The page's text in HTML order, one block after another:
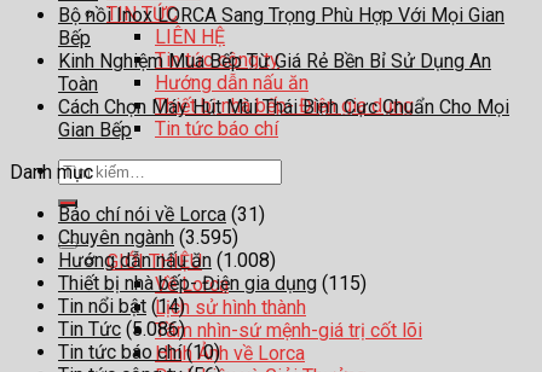
TIN TỨC
LIÊN HỆ
Tin tức công ty
Hướng dẫn nấu ăn
Thiết bị nhà bếp- Điện gia dụng
Tin tức báo chí
Tìm
kiếm:
GIỚI THIỆU
Về Lorca
Lịch sử hình thành
Tầm nhìn-sứ mệnh-giá trị cốt lõi
Hình Ảnh về Lorca
Bộ nồi Inox LORCA Sang Trọng Phù Hợp Với Mọi Gian
Bếp
Kinh Nghiệm Mua Bếp Từ Giá Rẻ Bền Bỉ Sử Dụng An
Toàn
Cách Chọn Máy Hút Mùi Thái Bình Cực Chuẩn Cho Mọi
Gian Bếp
Danh mục
Báo chí nói về Lorca (31)
Chuyên ngành (3.595)
Hướng dẫn nấu ăn (1.008)
Thiết bị nhà bếp- Điện gia dụng (115)
Tin nổi bật (14)
Tin Tức (5.086)
Tin tức báo chí(10)